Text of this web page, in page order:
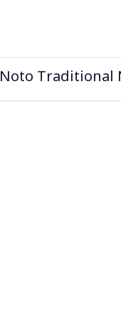
Noto Traditional